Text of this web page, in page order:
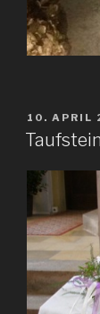
AM
10. APRIL